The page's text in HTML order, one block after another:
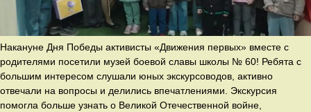
Накануне Дня Победы активисты «Движения первых» вместе с
родителями посетили музей боевой славы школы № 60! Ребята с
большим интересом слушали юных экскурсоводов, активно
отвечали на вопросы и делились впечатлениями. Экскурсия
помогла больше узнать о Великой Отечественной войне,